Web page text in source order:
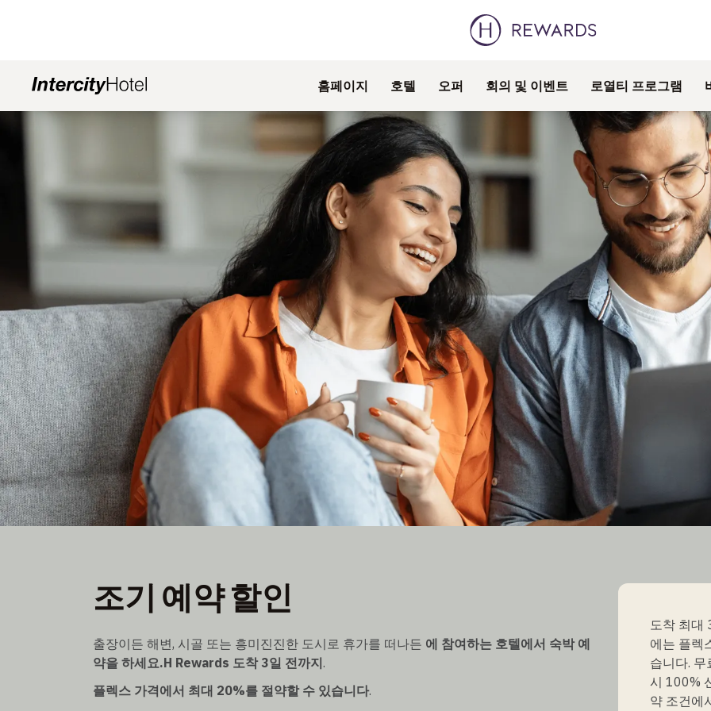
홈페이지 호텔 오퍼 회의 및 이벤트 로열티 프로그램
슬라이드 1 의 1
플렉스 가격에서 최대 20% 할인
도착 3일 전까지 예약 가능
조기 예약 할인
출장이든 해변, 시골 또는 흥미진진한 도시로 휴가를 떠나든 에 참여하는 호텔에서 숙박 예
약을 하세요.H Rewards 도착 3일 전까지.
플렉스 가격에서 최대 20%를 절약할 수 있습니다.
도착 최대
에는 플렉
습니다.
시 100%
약 조건에